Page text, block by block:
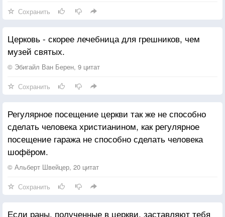
Сохранить
Церковь - скорее лечебница для грешников, чем
музей святых.
© Эбигайл Ван Берен, 9 цитат
Сохранить
Регулярное посещение церкви так же не способно
сделать человека христианином, как регулярное
посещение гаража не способно сделать человека
шофёром.
© Альберт Швейцер, 20 цитат
Сохранить
Если раны, полученные в церкви, заставляют тебя